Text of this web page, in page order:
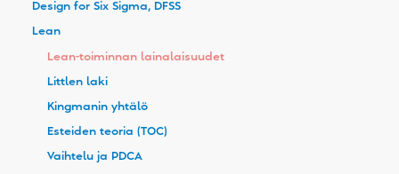
Design for Six Sigma, DFSS
Lean
Lean-toiminnan lainalaisuudet
Littlen laki
Kingmanin yhtälö
Esteiden teoria (TOC)
Vaihtelu ja PDCA